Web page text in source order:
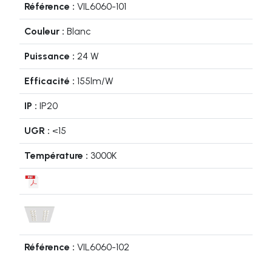
VIL6060-101
Blanc
24 W
155lm/W
IP20
<15
3000K
VIL6060-102